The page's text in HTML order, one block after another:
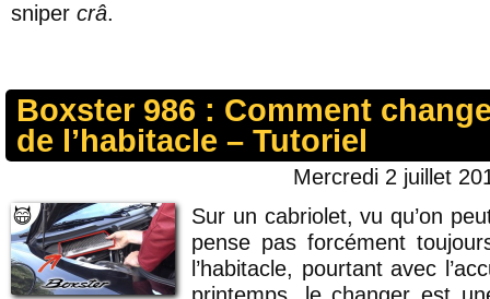
sniper crâ.
Boxster 986 : Comment
de l’habitacle – Tutoriel
Mercredi 2 juillet
Sur un cabriolet, vu qu’on
pense pas forcément
l’habitacle, pourtant avec